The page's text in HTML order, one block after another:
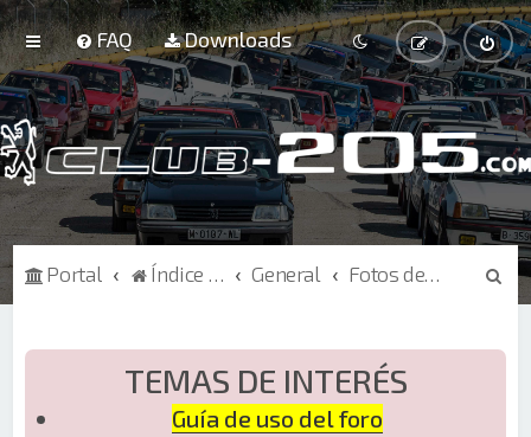
FAQ Downloads
Portal Índice de Foros General Fotos de KDD's, concentraciones, eventos
B
TEMAS DE INTERÉS
Guía de uso del foro